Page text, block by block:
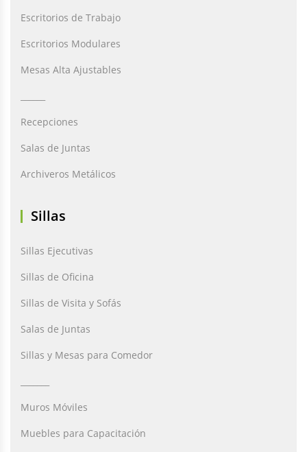
Escritorios de Trabajo
Escritorios Modulares
Mesas Alta Ajustables
Recepciones
Salas de Juntas
Archiveros Metálicos
Sillas
Sillas Ejecutivas
Sillas de Oficina
Sillas de Visita y Sofás
Salas de Juntas
Sillas y Mesas para Comedor
Muros Móviles
Muebles para Capacitación